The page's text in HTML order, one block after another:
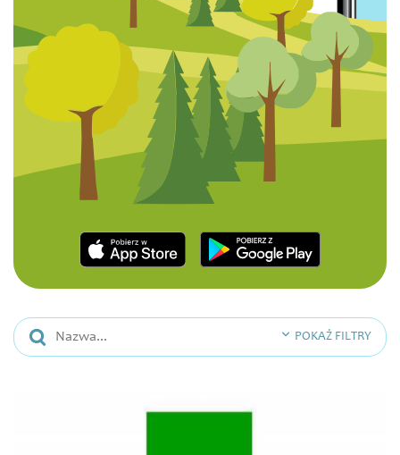
POKAŻ FILTRY